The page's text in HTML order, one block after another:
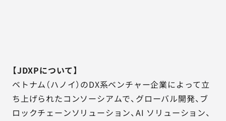
【JDXPについて】
ベトナム（ハノイ）のDX系ベンチャー企業によって立
ち上げられたコンソーシアムで、グローバル開発、ブ
ロックチェーンソリューション、AI ソリューション、